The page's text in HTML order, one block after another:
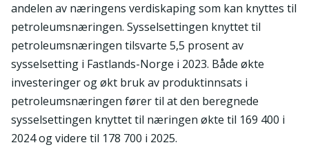
andelen av næringens verdiskaping som kan knyttes til
petroleumsnæringen. Sysselsettingen knyttet til
petroleumsnæringen tilsvarte 5,5 prosent av
sysselsetting i Fastlands-Norge i 2023. Både økte
investeringer og økt bruk av produktinnsats i
petroleumsnæringen fører til at den beregnede
sysselsettingen knyttet til næringen økte til 169 400 i
2024 og videre til 178 700 i 2025.